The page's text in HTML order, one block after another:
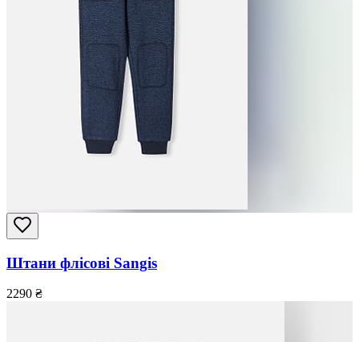
Штани флісові Sangis
2290 ₴